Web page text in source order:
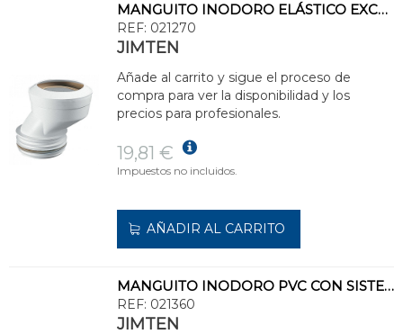
MANGUITO INODORO ELÁSTICO EXCÉNTRICA S383 110-40"
REF: 021270
JIMTEN
Añade al carrito y sigue el proceso de
compra para ver la disponibilidad y los
precios para profesionales.
19,81 €
Impuestos no incluidos.
AÑADIR AL CARRITO
MANGUITO INODORO PVC CON SISTEMA MULTIJUNTA S390 110
REF: 021360
JIMTEN